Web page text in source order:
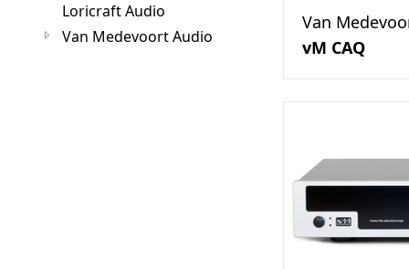
Loricraft Audio
Van Medevoort Audio
Van
vM CAQ